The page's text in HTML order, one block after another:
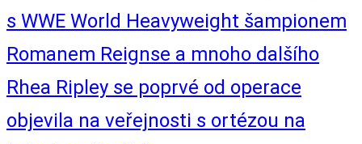
s WWE World Heavyweight šampionem
Romanem Reignse a mnoho dalšího
Rhea Ripley se poprvé od operace
objevila na veřejnosti s ortézou na